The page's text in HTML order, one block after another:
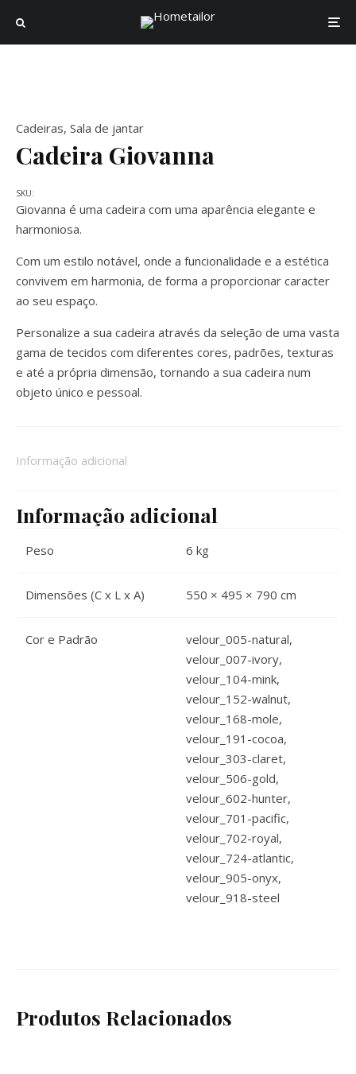
Cadeiras, Sala de jantar
Cadeira Giovanna
Giovanna é uma cadeira com uma aparência elegante e
harmoniosa.
Com um estilo notável, onde a funcionalidade e a estética
convivem em harmonia, de forma a proporcionar caracter
ao seu espaço.
Personalize a sua cadeira através da seleção de uma vasta
gama de tecidos com diferentes cores, padrões, texturas
e até a própria dimensão, tornando a sua cadeira num
objeto único e pessoal.
SKU:
Informação adicional
Informação adicional
Peso 6 kg
Dimensões (C x L x A) 550 × 495 × 790 cm
Cor e Padrão
velour_005-natural,
velour_007-ivory,
velour_104-mink,
velour_152-walnut,
velour_168-mole,
velour_191-cocoa,
velour_303-claret,
velour_506-gold,
velour_602-hunter,
velour_701-pacific,
velour_702-royal,
velour_724-atlantic,
velour_905-onyx,
velour_918-steel
Produtos Relacionados